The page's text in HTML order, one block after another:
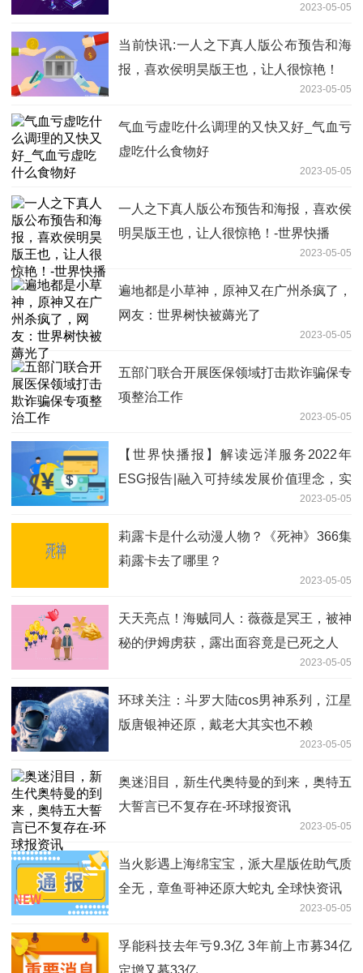
2023-05-05
当前快讯:一人之下真人版公布预告和海
报，喜欢侯明昊版王也，让人很惊艳！
2023-05-05
气血亏虚吃什么调理的又快又好_气血亏
虚吃什么食物好
2023-05-05
一人之下真人版公布预告和海报，喜欢侯
明昊版王也，让人很惊艳！-世界快播
2023-05-05
遍地都是小草神，原神又在广州杀疯了，
网友：世界树快被薅光了
2023-05-05
五部门联合开展医保领域打击欺诈骗保专
项整治工作
2023-05-05
【世界快播报】解读远洋服务2022年
ESG报告|融入可持续发展价值理念，实
2023-05-05
莉露卡是什么动漫人物？《死神》366集
莉露卡去了哪里？
2023-05-05
天天亮点！海贼同人：薇薇是冥王，被神
秘的伊姆虏获，露出面容竟是已死之人
2023-05-05
环球关注：斗罗大陆cos男神系列，江星
版唐银神还原，戴老大其实也不赖
2023-05-05
奥迷泪目，新生代奥特曼的到来，奥特五
大誓言已不复存在-环球报资讯
2023-05-05
当火影遇上海绵宝宝，派大星版佐助气质
全无，章鱼哥神还原大蛇丸 全球快资讯
2023-05-05
孚能科技去年亏9.3亿 3年前上市募34亿
定增又募33亿